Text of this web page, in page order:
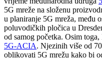
5G mreže na složenu
u planiranje 5G mreža, među
poluvodičkih pločica u
od samog početka. Osim
5G-ACIA. Njezinih više od
oblikovati 5G mrežu kako bi